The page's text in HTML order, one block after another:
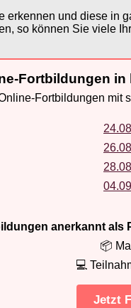
und diese in
so können Sie viele
Fortbildungen in
Fortbildungen mit
anerkannt als
📦
💻
Jetzt